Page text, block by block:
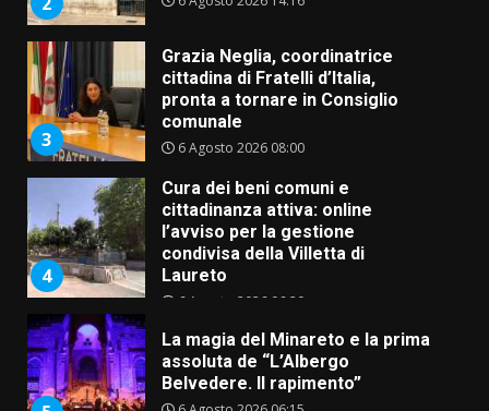
3
Grazia Neglia, coordinatrice
cittadina di Fratelli d’Italia,
pronta a tornare in Consiglio
comunale
6 Agosto 2026 08:00
4
Cura dei beni comuni e
cittadinanza attiva: online
l’avviso per la gestione
condivisa della Villetta di
Laureto
6 Agosto 2026 06:20
La magia del Minareto e la prima
assoluta de “L’Albergo
Belvedere. Il rapimento”